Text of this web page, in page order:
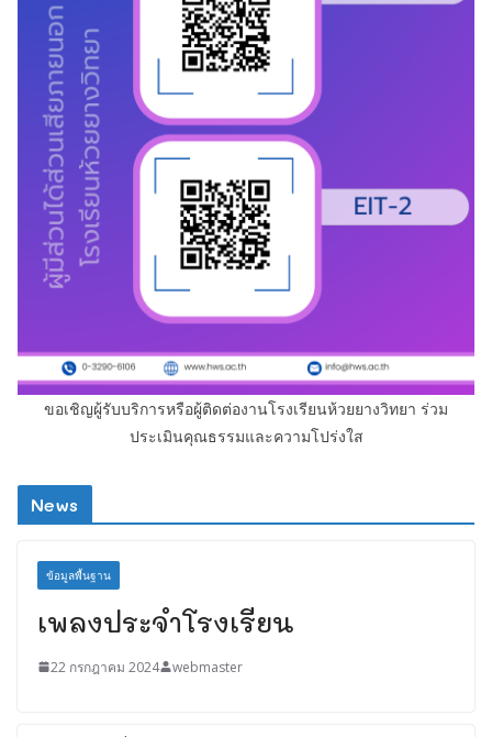
ขอเชิญผู้รับบริการหรือผู้ติดต่องานโรงเรียนห้วยยางวิทยา ร่วม
ประเมินคุณธรรมและความโปร่งใส
News
ข้อมูลพื้นฐาน
เพลงประจำโรงเรียน
22 กรกฎาคม 2024 webmaster